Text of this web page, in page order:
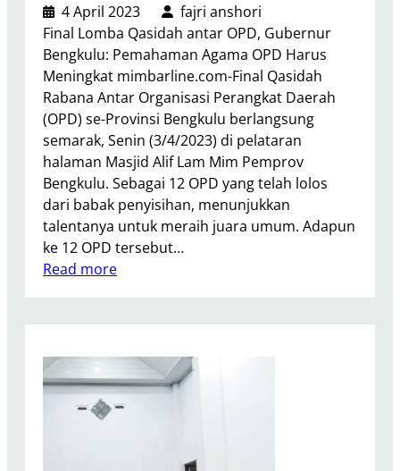
K
e
l
u
a
r
g
a
K
o
r
b
a
n
b
a
k
4 April 2023
fajri anshori
Final Lomba Qasidah antar OPD, Gubernur
Bengkulu: Pemahaman Agama OPD Harus
Meningkat mimbarline.com-Final Qasidah
Rabana Antar Organisasi Perangkat Daerah
(OPD) se-Provinsi Bengkulu berlangsung
semarak, Senin (3/4/2023) di pelataran
halaman Masjid Alif Lam Mim Pemprov
Bengkulu. Sebagai 12 OPD yang telah lolos
dari babak penyisihan, menunjukkan
talentanya untuk meraih juara umum. Adapun
ke 12 OPD tersebut…
Read more:
a
l
L